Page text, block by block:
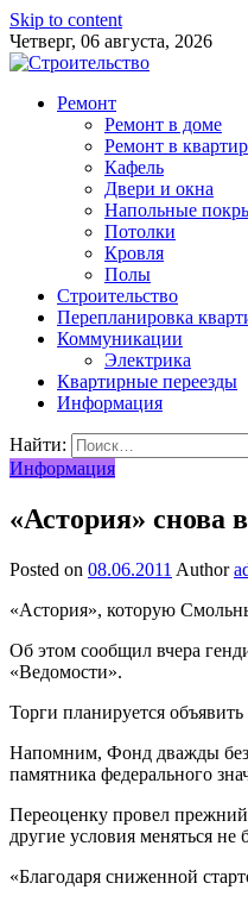
Skip to content
Четверг, 06 августа, 2026
Ремонт
Ремонт в доме
Ремонт в
Кафель
Двери и окна
Напольные
Потолки
Кровля
Полы
Строительство
Перепланировка
Коммуникации
Электрика
Квартирные переезды
Информация
Найти:
Информация
«Астория» снова
Posted on 08.06.2011 Author
«Астория», которую
Об этом сообщил вчера
«Ведомости».
Торги планируется
Напомним, Фонд дважды
памятника федерального
Переоценку провел
другие условия меняться не
«Благодаря сниженной